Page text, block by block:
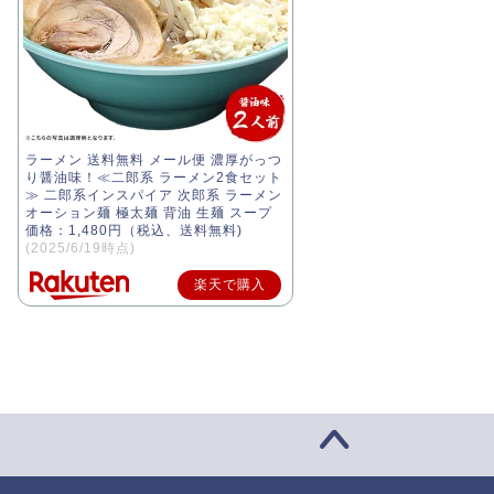
ラーメン 送料無料 メール便 濃厚がっつ
り醤油味！≪二郎系 ラーメン2食セット
≫ 二郎系インスパイア 次郎系 ラーメン
オーション麺 極太麺 背油 生麺 スープ
価格：1,480円（税込、送料無料)
(2025/6/19時点)
楽天で購入